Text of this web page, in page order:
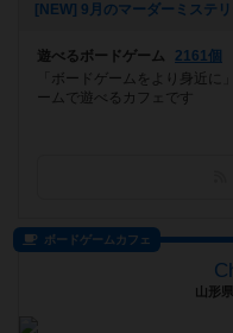
[NEW] 9月のマーダーミステ
遊べるボードゲーム
2161個
「ボードゲームをより身近
ームで遊べるカフェです
ボードゲームカフェ
山形